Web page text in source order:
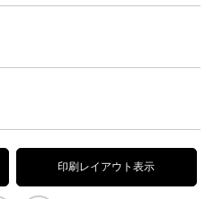
印刷レイアウト表示